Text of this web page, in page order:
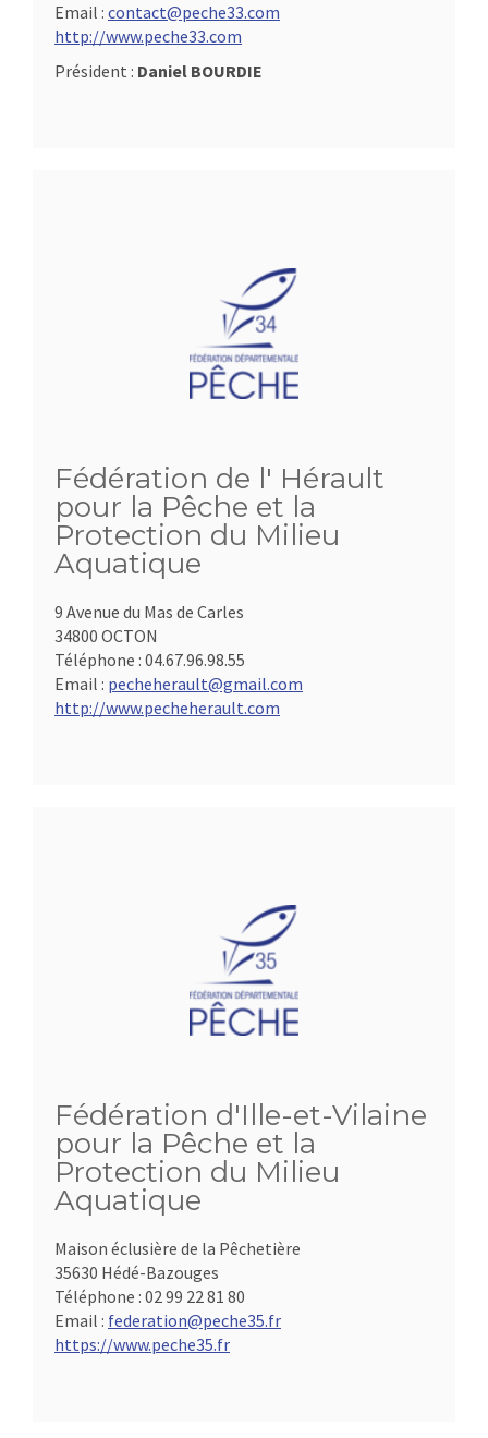
Email : contact@peche33.com
http://www.peche33.com
Président : Daniel BOURDIE
Fédération de l' Hérault
pour la Pêche et la
Protection du Milieu
Aquatique
9 Avenue du Mas de Carles
34800 OCTON
Téléphone : 04.67.96.98.55
Email : pecheherault@gmail.com
http://www.pecheherault.com
Fédération d'Ille-et-Vilaine
pour la Pêche et la
Protection du Milieu
Aquatique
Maison éclusière de la Pêchetière
35630 Hédé-Bazouges
Téléphone : 02 99 22 81 80
Email : federation@peche35.fr
https://www.peche35.fr